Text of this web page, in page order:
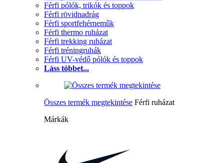
Férfi pólók, trikók és toppok
Férfi rövidnadrág
Férfi sportfehérneműk
Férfi thermo ruházat
Férfi trekking ruházat
Férfi tréningruhák
Férfi UV-védő pólók és toppok
Láss többet...
Összes termék megtekintése Férfi ruházat
Márkák